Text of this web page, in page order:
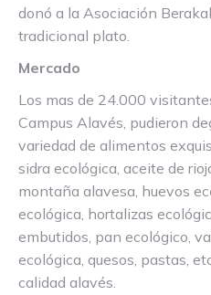
donó a la Asociación
tradicional plato.
Mercado
Los mas de 24.000
Campus Alavés, pudieron
variedad de alimentos
sidra ecológica, aceite de
montaña alavesa, huevos
ecológica, hortalizas
embutidos, pan ecológico,
ecológica, quesos, pastas,
calidad alavés.